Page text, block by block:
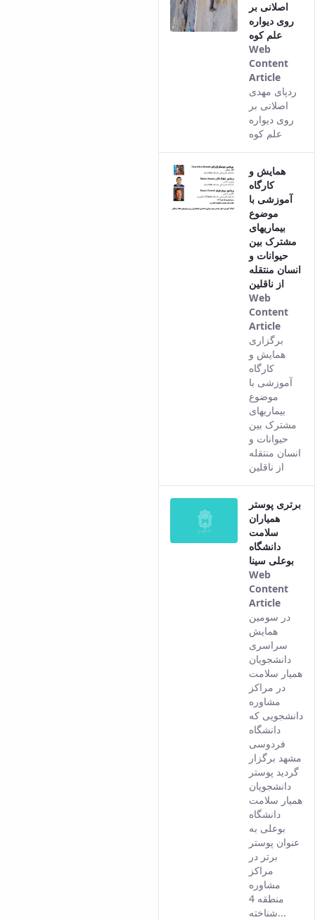
اصلانی بر
روی دیواره
علم کوه
Web
Content
Article
This
result
from
ردپای مهدی
اصلانی بر
روی دیواره
علم کوه
همایش و
کارگاه
آموزشی با
موضوع
بیماریهای
مشترک بین
حیوانات و
انسان منتقله
از ناقلین
Web
Content
Article
from
برگزاری
همایش و
کارگاه
آموزشی با
موضوع
بیماریهای
مشترک بین
حیوانات و
انسان منتقله
از ناقلین
برتری پوستر
همیاران
سلامت
دانشگاه
بوعلی سینا
Web
Content
Article
result
from
the
of this
در سومین
همایش
سراسری
دانشجویان
همیار سلامت
در مراکز
مشاوره
دانشجویی که
دانشگاه
فردوسی
مشهد برگزار
گردید پوستر
دانشجویان
همیار سلامت
دانشگاه
بوعلی به
عنوان پوستر
برتر در
مراکز
مشاوره
منطقه 4
شناخته...